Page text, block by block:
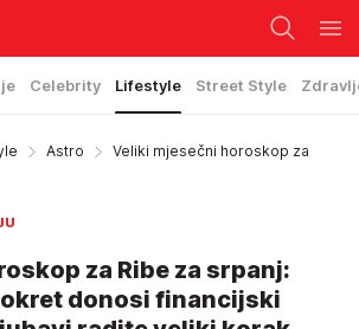
Celebrity Lifestyle Street Style
Astro
Veliki mjesečni horoskop za
za Ribe za srpanj:
donosi financijski